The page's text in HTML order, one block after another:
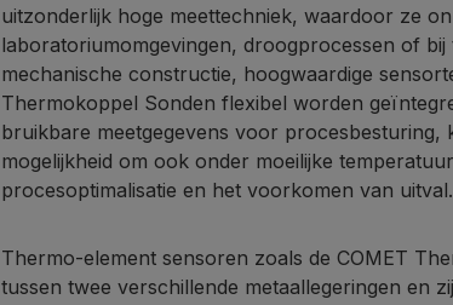
uitzonderlijk hoge meettechniek, waardoor ze
laboratoriumomgevingen, droogprocessen of
mechanische constructie, hoogwaardige
Thermokoppel Sonden flexibel worden
bruikbare meetgegevens voor
mogelijkheid om ook onder moeilijke
procesoptimalisatie en het voorkomen van uitval.
Thermo-element sensoren zoals de COMET
tussen twee verschillende metaallegeringen en